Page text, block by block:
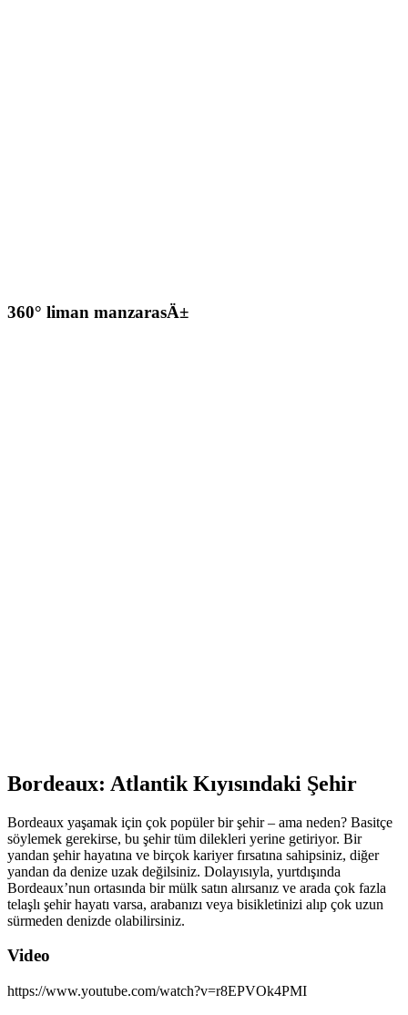
360° liman manzarasÄ±
Bordeaux: Atlantik Kıyısındaki Şehir
Bordeaux yaşamak için çok popüler bir şehir – ama neden? Basitçe
söylemek gerekirse, bu şehir tüm dilekleri yerine getiriyor. Bir
yandan şehir hayatına ve birçok kariyer fırsatına sahipsiniz, diğer
yandan da denize uzak değilsiniz. Dolayısıyla, yurtdışında
Bordeaux’nun ortasında bir mülk satın alırsanız ve arada çok fazla
telaşlı şehir hayatı varsa, arabanızı veya bisikletinizi alıp çok uzun
sürmeden denizde olabilirsiniz.
Video
https://www.youtube.com/watch?v=r8EPVOk4PMI